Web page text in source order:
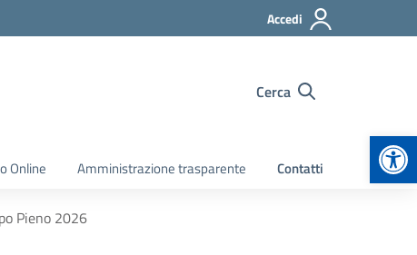
Accedi
Cerca
Online Amministrazione trasparente Contatti
Pieno 2026